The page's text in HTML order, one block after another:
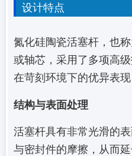
设计特点
氮化硅陶瓷活塞杆，也
或轴芯，采用了多项高
在苛刻环境下的优异表现
结构与表面处理
活塞杆具有非常光滑的
与密封件的摩擦，从而